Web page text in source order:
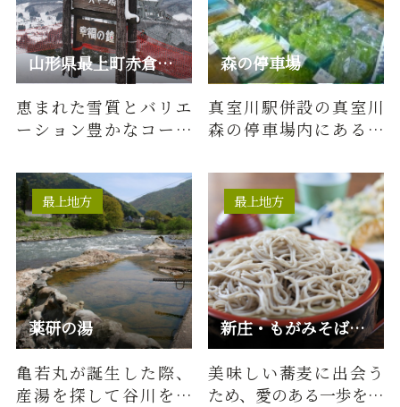
山形県最上町赤倉温泉スキー場
恵まれた雪質とバリエ
ーション豊かなコース
まで誰でも楽しめる赤
倉温泉ス…
森の停車場
真室川駅併設の真室川
森の停車場内にある売
のほか、加工品やお土
産など…
薬研の湯
最上地方
亀若丸が誕生した際、
産湯を探して谷川を下
新庄・もがみそば街道協議会
最上地方
美味しい蕎麦に出会う
ため、愛のある一歩を踏